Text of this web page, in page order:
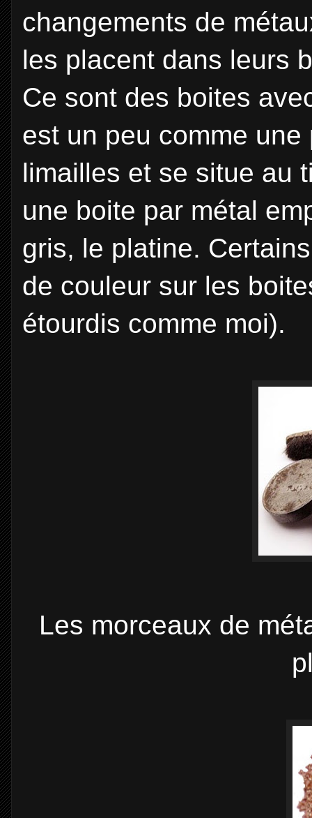
changements de
les placent dans leurs
Ce sont des boites
est un peu comme
limailles et se situe au
une boite par métal
gris, le platine.
de couleur sur les
étourdis comme moi).
Les morceaux de